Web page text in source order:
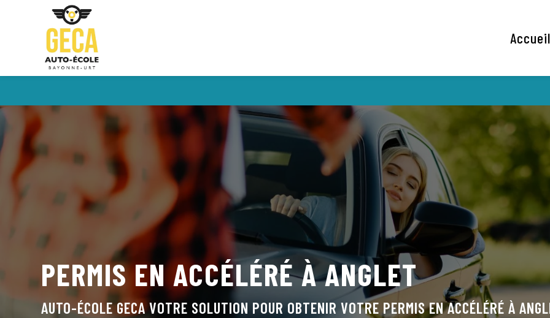
PERMIS EN ACCÉLÉRÉ ÀANGLET
AUTO-ÉCOLE GECA VOTRE SOLUTION POUR OBTENIR VOTRE PERMIS EN ACCÉLÉRÉ À